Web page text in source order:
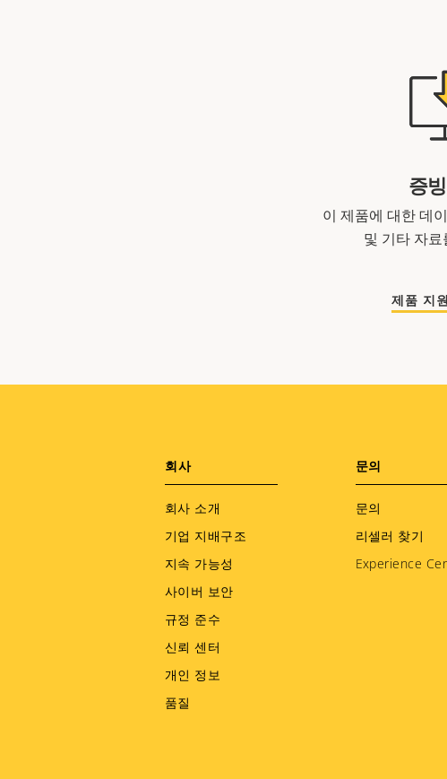
증
이 제품에 대한 데
및 기타 자
제품 지
Footer
menu
회사
회사 소개
기업 지배구조
지속 가능성
사이버 보안
규정 준수
신뢰 센터
개인 정보
품질
문의
문의
리셀러 찾기
Experience